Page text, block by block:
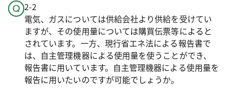
2-2
電気、ガスについては供給会社より供給を受けてい
ますが、その使用量については購買伝票等によると
されています。一方、現行省エネ法による報告書で
は、自主管理機器による使用量を使うことができ、
報告書に用いています。自主管理機器による使用量を
報告に用いたいのですが可能でしょうか。